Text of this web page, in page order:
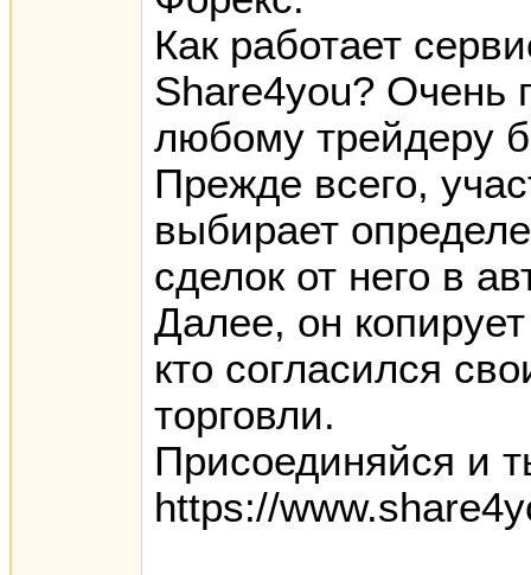
Как работает
Share4you? Очень
любому трейдеру
Прежде всего,
выбирает
сделок от него в
Далее, он
кто согласился
торговли.
Присоединяйся и
https://